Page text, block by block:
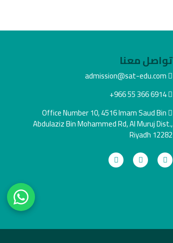
تواصل معنا
admission@sat-edu.com
+966 55 366 6914
Office Number 10, 4516 Imam Saud Bin
Abdulaziz Bin Mohammed Rd, Al Muruj Dist.,
Riyadh 12282